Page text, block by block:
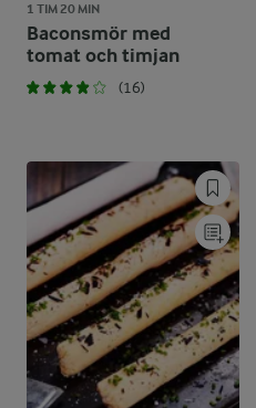
1 TIM 20 MIN
Baconsmör med
tomat och timjan
(16)